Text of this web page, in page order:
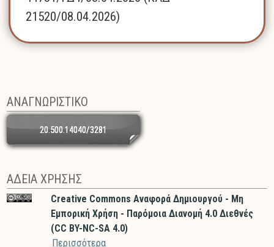
21520/08.04.2026)
ΑΝΑΓΝΩΡΙΣΤΙΚΟ
20.500.14040/3281
ΑΔΕΙΑ ΧΡΗΣΗΣ
Creative Commons Αναφορά Δημιουργού - Μη
Εμπορική Χρήση - Παρόμοια Διανομή 4.0 Διεθνές
(CC BY-NC-SA 4.0)
Περισσότερα